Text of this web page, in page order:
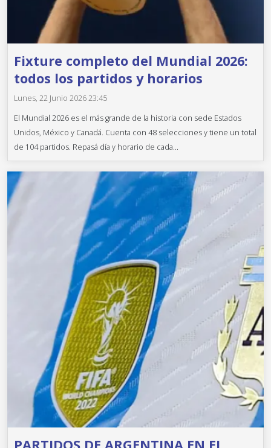
Fixture completo del Mundial 2026:
todos los partidos y horarios
Lunes, 22 Junio 2026 23:45
El Mundial 2026 es el más grande de la historia con sede Estados
Unidos, México y Canadá. Cuenta con 48 selecciones y tiene un total
de 104 partidos. Repasá día y horario de cada...